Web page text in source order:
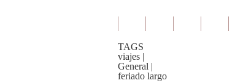
TAGS
viajes |
General |
feriado largo